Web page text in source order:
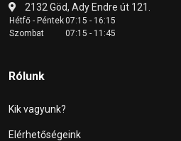
2132 Göd, Ady Endre út 121.
Hétfő - Péntek07:15 - 16:15
Szombat
07:15 - 11:45
Rólunk
Kik vagyunk?
Elérhetőségeink